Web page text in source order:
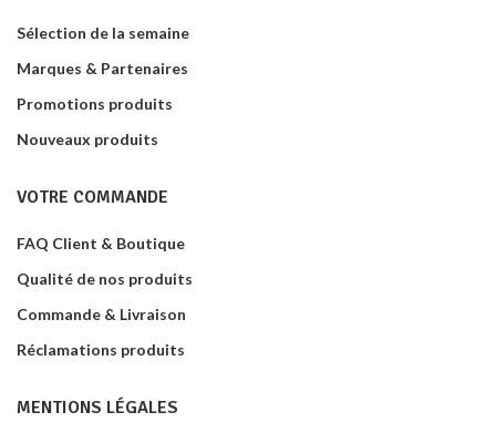
Sélection de la semaine
Marques & Partenaires
Promotions produits
Nouveaux produits
VOTRE COMMANDE
FAQ Client & Boutique
Qualité de nos produits
Commande & Livraison
Réclamations produits
MENTIONS LÉGALES